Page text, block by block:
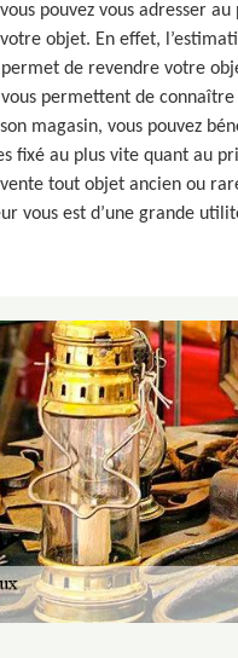
pouvez vous adresser
objet. En effet,
de revendre votre
permettent de
magasin, vous pouvez
fixé au plus vite quant au
tout objet ancien ou
vous est d’une grande